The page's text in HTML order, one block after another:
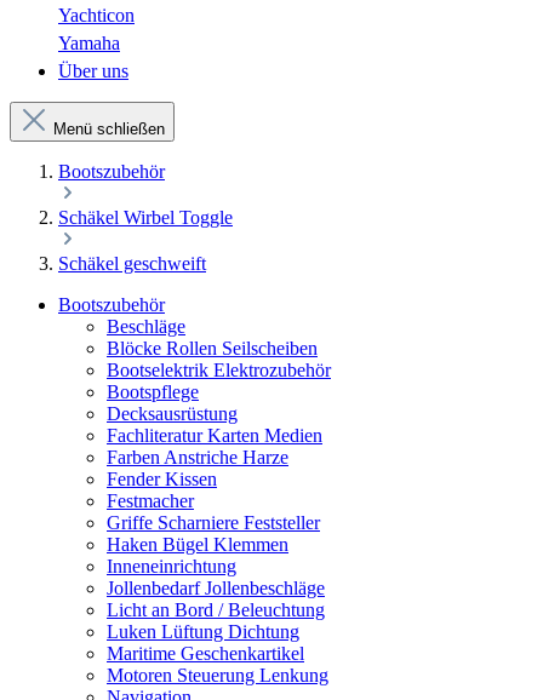
Yachticon
Yamaha
Über uns
Menü schließen
Bootszubehör
Schäkel Wirbel Toggle
Schäkel geschweift
Bootszubehör
Beschläge
Blöcke Rollen Seilscheiben
Bootselektrik Elektrozubehör
Bootspflege
Decksausrüstung
Fachliteratur Karten Medien
Farben Anstriche Harze
Fender Kissen
Festmacher
Griffe Scharniere Feststeller
Haken Bügel Klemmen
Inneneinrichtung
Jollenbedarf Jollenbeschläge
Licht an Bord / Beleuchtung
Luken Lüftung Dichtung
Maritime Geschenkartikel
Motoren Steuerung Lenkung